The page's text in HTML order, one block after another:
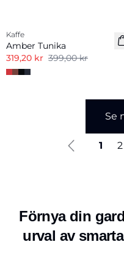
Kaffe
Amber Tunika
319,20 kr 399,00 kr
Se
1 2
Förnya din
urval av